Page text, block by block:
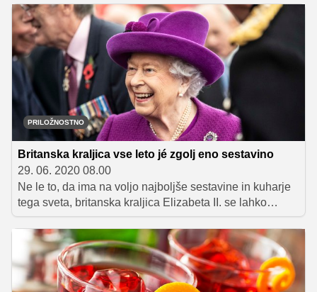
smo preverili, kaj se je v zadnjem letu spremenilo in
kakšni so načrti za prihodnost.
PRILOŽNOSTNO
Britanska kraljica vse leto jé zgolj eno sestavino
29. 06. 2020 08.00
Ne le to, da ima na voljo najboljše sestavine in kuharje
tega sveta, britanska kraljica Elizabeta II. se lahko
dobremu počutju v visoki starosti zagotovo zahvali tudi
pravilu, od katerega ne odstopa: vedno jé le tisto, kar je
trenutno na voljo sveže. Pregreši pa se le z eno
sestavino, ki jo uživa skozi vse leto.